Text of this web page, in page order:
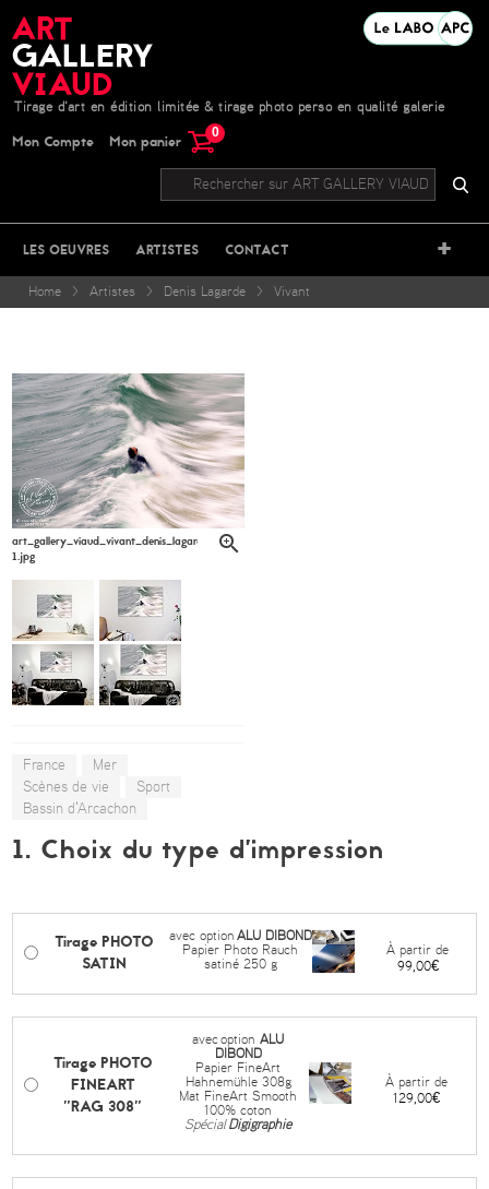
Tirage d'art en édition limitée & tirage photo perso en qualité galerie
Mon Compte Mon panier 0
LES OEUVRES ARTISTES CONTACT +
Home > Artistes > Denis Lagarde > Vivant
art_gallery_viaud_vivant_denis_lagarde6-
1.jpg
France
Mer
Scènes de vie
Sport
Bassin d'Arcachon
1. Choix du type d’impression
Tirage PHOTO
SATIN
avec option ALU DIBOND
Papier Photo Rauch
satiné 250 g
À partir de
99,00€
Tirage PHOTO
FINEART
"RAG 308"
avecoptionALU
DIBOND
Papier FineArt
Hahnemühle 308g
Mat FineArt Smooth
100% coton
SpécialDigigraphie
À partir de
129,00€